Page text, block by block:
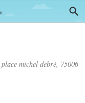
place michel debré, 75006